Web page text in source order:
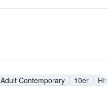
Adult Contemporary 10er
Hits